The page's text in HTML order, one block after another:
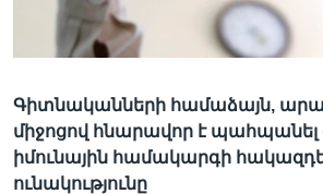
Գիտնականների համաձայն,
միջոցով հնարավոր է պահպանել
իմունային համակարգի
ունակությունը